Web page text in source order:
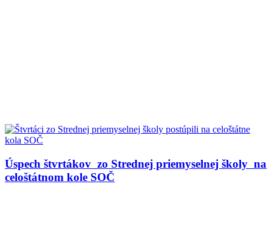
Úspech štvrtákov zo Strednej priemyselnej školy na
celoštátnom kole SOČ